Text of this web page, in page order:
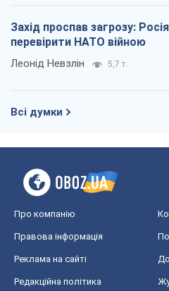
Захід проспав загрозу:
перевірити НАТО війною
Леонід Невзлін 5,7 т.
Всі думки
Про компанію
Правова інформація
Реклама на сайті
Редакційна політика